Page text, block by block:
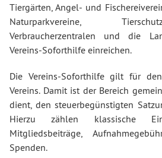
Tiergärten, Angel- und
Naturparkvereine,
Verbraucherzentralen und die
Vereins-Soforthilfe einreichen.
Die Vereins-Soforthilfe gilt für
Vereins. Damit ist der Bereich
dient, den steuerbegünstigten
Hierzu zählen klassische
Mitgliedsbeiträge,
Spenden.